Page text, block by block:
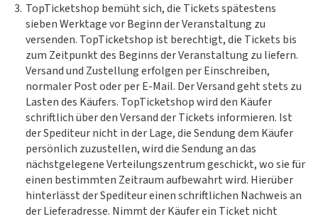
3. TopTicketshop bemüht sich, die Tickets spätestens
sieben Werktage vor Beginn der Veranstaltung zu
versenden. TopTicketshop ist berechtigt, die Tickets bis
zum Zeitpunkt des Beginns der Veranstaltung zu liefern.
Versand und Zustellung erfolgen per Einschreiben,
normaler Post oder per E-Mail. Der Versand geht stets zu
Lasten des Käufers. TopTicketshop wird den Käufer
schriftlich über den Versand der Tickets informieren. Ist
der Spediteur nicht in der Lage, die Sendung dem Käufer
persönlich zuzustellen, wird die Sendung an das
nächstgelegene Verteilungszentrum geschickt, wo sie für
einen bestimmten Zeitraum aufbewahrt wird. Hierüber
hinterlässt der Spediteur einen schriftlichen Nachweis an
der Lieferadresse. Nimmt der Käufer ein Ticket nicht